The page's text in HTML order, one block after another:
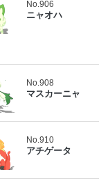
No.906
ニャオハ
No.908
マスカーニャ
No.910
アチゲータ